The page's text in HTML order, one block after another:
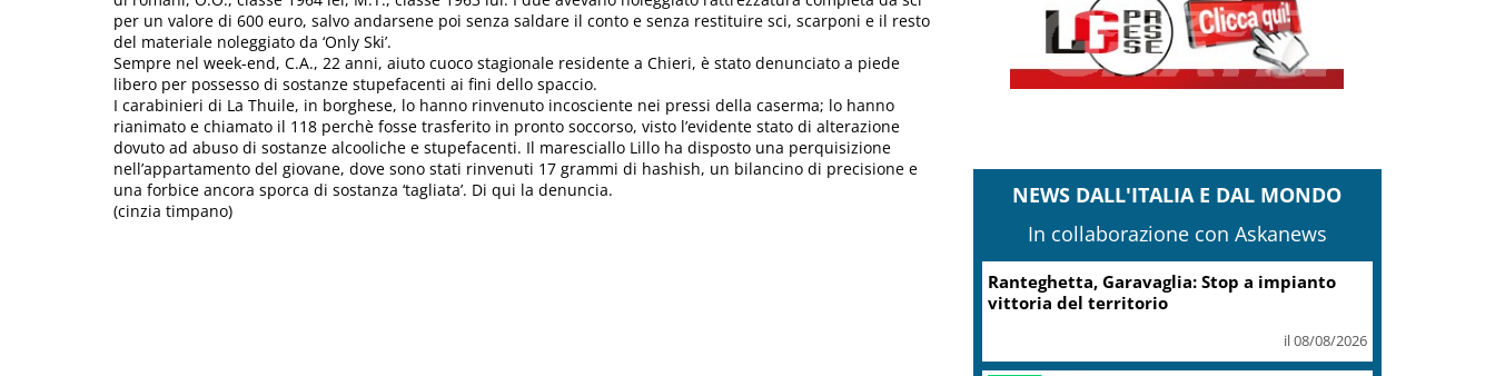
per un valore di 600 euro, salvo andarsene poi senza saldare il conto e senza restituire sci, scarponi e il resto
del materiale noleggiato da ‘Only Ski’.
Sempre nel week-end, C.A., 22 anni, aiuto cuoco stagionale residente a Chieri, è stato denunciato a piede
libero per possesso di sostanze stupefacenti ai fini dello spaccio.
I carabinieri di La Thuile, in borghese, lo hanno rinvenuto incosciente nei pressi della caserma; lo hanno
rianimato e chiamato il 118 perchè fosse trasferito in pronto soccorso, visto l’evidente stato di alterazione
dovuto ad abuso di sostanze alcooliche e stupefacenti. Il maresciallo Lillo ha disposto una perquisizione
nell’appartamento del giovane, dove sono stati rinvenuti 17 grammi di hashish, un bilancino di precisione e
una forbice ancora sporca di sostanza ‘tagliata’. Di qui la denuncia.
(cinzia timpano)
NEWS DALL'ITALIA E DAL MONDO
In collaborazione con Askanews
Ranteghetta, Garavaglia: Stop a impianto
vittoria del territorio
il 08/08/2026